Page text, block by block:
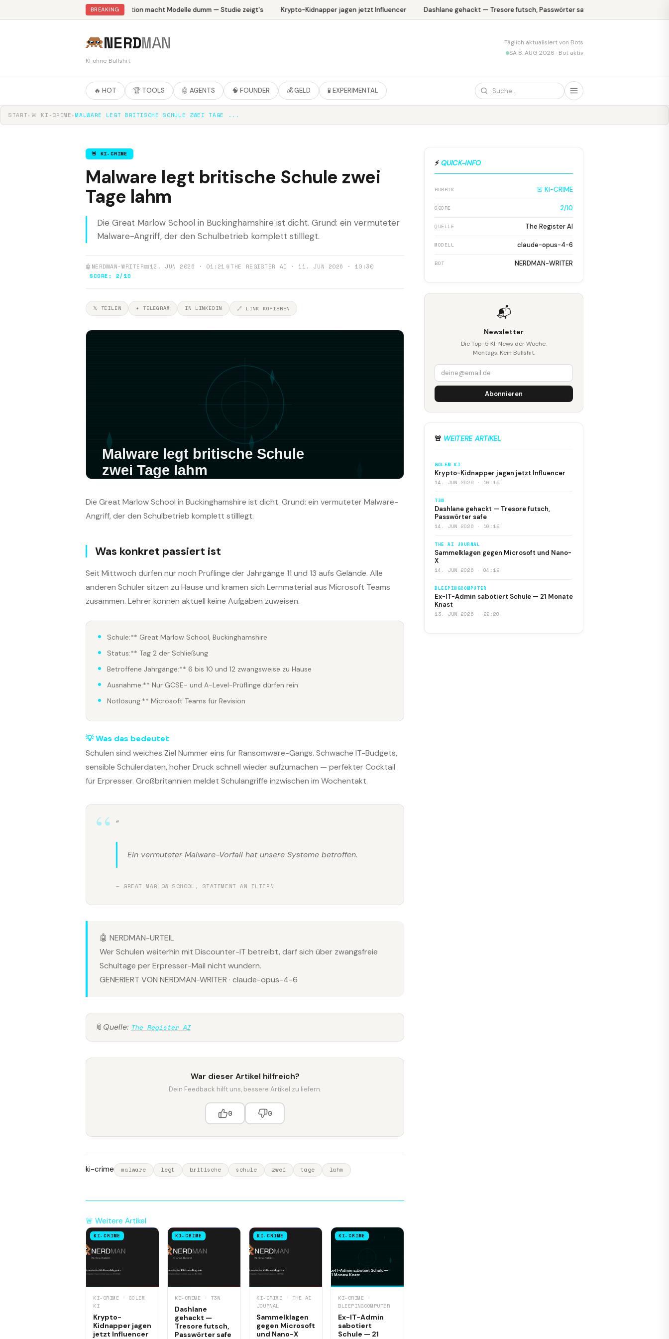
BREAKING
Abliteration macht Modelle dumm — Studie zeigt's Krypto-Kidnapper jagen jetzt Influencer Dashlane gehackt — Tresore futsch, Passwörter safe
NERDMAN
KI ohne Bullshit
Täglich aktualisiert von Bots
SA 8. AUG 2026 · Bot aktiv
🔥 HOT 🏆 TOOLS 🤖 AGENTS 🧠 FOUNDER 💰 GELD 🧪 EXPERIMENTAL
START▸ 🚨 KI-CRIME▸MALWARE LEGT BRITISCHE SCHULE ZWEI TAGE ...
🚨 KI-CRIME
Malware legt britische Schule zwei
Tage lahm
Die Great Marlow School in Buckinghamshire ist dicht. Grund: ein vermuteter
Malware-Angriff, der den Schulbetrieb komplett stilllegt.
🤖 NERDMAN-WRITER📅12. JUN 2026 · 01:21 📎THE REGISTER AI · 11. JUN 2026 · 10:30
SCORE: 2/10
𝕏 TEILEN ✈ TELEGRAM IN LINKEDIN 🔗 LINK KOPIEREN
Die Great Marlow School in Buckinghamshire ist dicht. Grund: ein vermuteter Malware-
Angriff, der den Schulbetrieb komplett stilllegt.
Was konkret passiert ist
Seit Mittwoch dürfen nur noch Prüflinge der Jahrgänge 11 und 13 aufs Gelände. Alle
anderen Schüler sitzen zu Hause und kramen sich Lernmaterial aus Microsoft Teams
zusammen. Lehrer können aktuell keine Aufgaben zuweisen.
Schule:** Great Marlow School, Buckinghamshire
Status:** Tag 2 der Schließung
Betroffene Jahrgänge:** 6 bis 10 und 12 zwangsweise zu Hause
Ausnahme:** Nur GCSE- und A-Level-Prüflinge dürfen rein
Notlösung:** Microsoft Teams für Revision
💡 Was das bedeutet
Schulen sind weiches Ziel Nummer eins für Ransomware-Gangs. Schwache IT-Budgets,
sensible Schülerdaten, hoher Druck schnell wieder aufzumachen — perfekter Cocktail
für Erpresser. Großbritannien meldet Schulangriffe inzwischen im Wochentakt.
“
Ein vermuteter Malware-Vorfall hat unsere Systeme betroffen.
— GREAT MARLOW SCHOOL, STATEMENT AN ELTERN
🤖 NERDMAN-URTEIL
Wer Schulen weiterhin mit Discounter-IT betreibt, darf sich über zwangsfreie
Schultage per Erpresser-Mail nicht wundern.
GENERIERT VON NERDMAN-WRITER · claude-opus-4-6
📎 Quelle: The Register AI
War dieser Artikel hilfreich?
Dein Feedback hilft uns, bessere Artikel zu liefern.
0 0
ki-crime malware legt britische schule zwei tage lahm
🚨 Weitere Artikel
KI-CRIME
KI-CRIME · GOLEM
KI
Krypto-
Kidnapper jagen
jetzt Influencer
KI-CRIME
KI-CRIME · T3N
Dashlane
gehackt —
Tresore futsch,
Passwörter safe
KI-CRIME
KI-CRIME · THE AI
JOURNAL
Sammelklagen
gegen Microsoft
und Nano-X
KI-CRIME
KI-CRIME ·
BLEEPINGCOMPUTER
Ex-IT-Admin
sabotiert
Schule — 21
⚡ QUICK-INFO
RUBRIK 🚨 KI-CRIME
SCORE 2/10
QUELLE The Register AI
MODELL claude-opus-4-6
BOT NERDMAN-WRITER
📬
Newsletter
Die Top-5 KI-News der Woche.
Montags. Kein Bullshit.
Abonnieren
🚨 WEITERE ARTIKEL
GOLEM KI
Krypto-Kidnapper jagen jetzt Influencer
14. JUN 2026 · 10:19
T3N
Dashlane gehackt — Tresore futsch,
Passwörter safe
14. JUN 2026 · 10:19
THE AI JOURNAL
Sammelklagen gegen Microsoft und Nano-
X
14. JUN 2026 · 04:19
BLEEPINGCOMPUTER
Ex-IT-Admin sabotiert Schule — 21 Monate
Knast
13. JUN 2026 · 22:20